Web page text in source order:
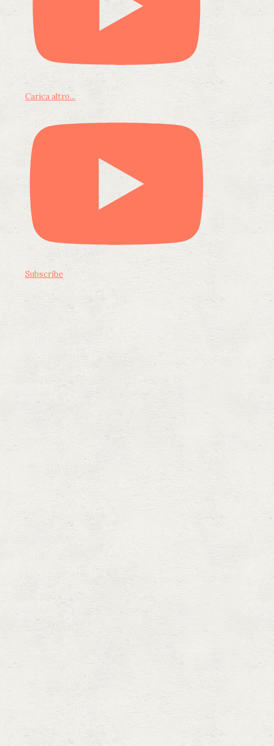
Carica altro...
Subscribe